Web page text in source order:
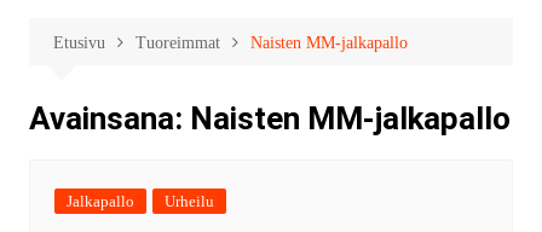
Etusivu Tuoreimmat Naisten MM-jalkapallo
Avainsana: Naisten MM-jalkapallo
Jalkapallo Urheilu